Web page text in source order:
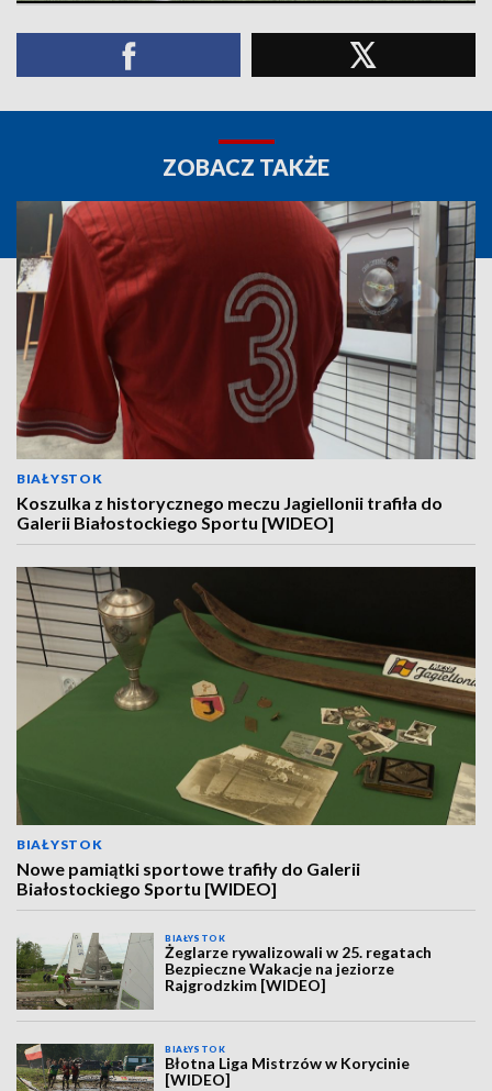
ZOBACZ TAKŻE
BIAŁYSTOK
Koszulka z historycznego meczu Jagiellonii trafiła do
Galerii Białostockiego Sportu [WIDEO]
BIAŁYSTOK
Nowe pamiątki sportowe trafiły do Galerii
Białostockiego Sportu [WIDEO]
BIAŁYSTOK
Żeglarze rywalizowali w 25. regatach
Bezpieczne Wakacje na jeziorze
Rajgrodzkim [WIDEO]
BIAŁYSTOK
Błotna Liga Mistrzów w Korycinie
[WIDEO]